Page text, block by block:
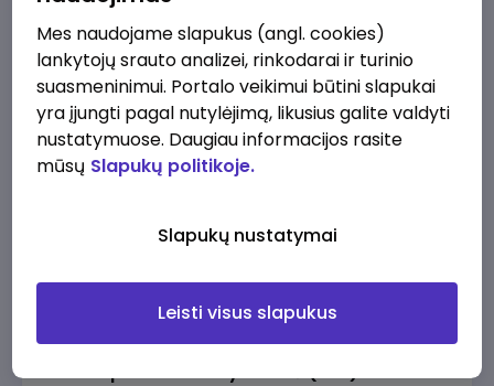
prieš 5 val.
IT analitikas (-ė) (Vilnius, LT)
JSC Lithuanian Railways
prieš 5 val.
Turto apskaitos vadybininkė (-as)
Mes naudojame slapukus (angl. cookies)
lankytojų srauto analizei, rinkodarai ir turinio
suasmeninimui. Portalo veikimui būtini slapukai
yra įjungti pagal nutylėjimą, likusius galite valdyti
nustatymuose. Daugiau informacijos rasite
mūsų Slapukų politikoje.
Slapukų nustatymai
Leisti visus slapukus